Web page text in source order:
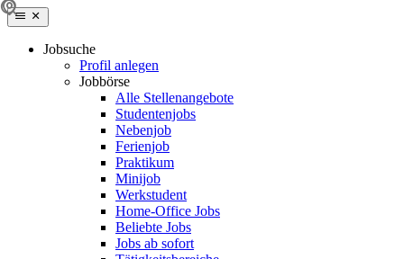
Jobsuche
Profil anlegen
Jobbörse
Alle Stellenangebote
Studentenjobs
Nebenjob
Ferienjob
Praktikum
Minijob
Werkstudent
Home-Office Jobs
Beliebte Jobs
Jobs ab sofort